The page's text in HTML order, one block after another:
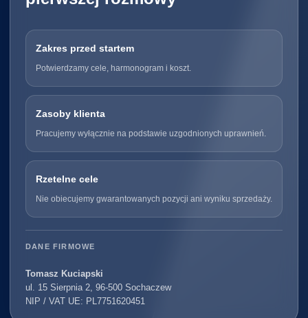
Zakres przed startem
Potwierdzamy cele, harmonogram i koszt.
Zasoby klienta
Pracujemy wyłącznie na podstawie uzgodnionych uprawnień.
Rzetelne cele
Nie obiecujemy gwarantowanych pozycji ani wyniku sprzedaży.
DANE FIRMOWE
Tomasz Kuciapski
ul. 15 Sierpnia 2, 96-500 Sochaczew
NIP / VAT UE: PL7751620451